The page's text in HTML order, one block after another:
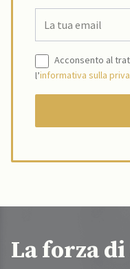
Acconsento al
l’informativa sulla
La forza